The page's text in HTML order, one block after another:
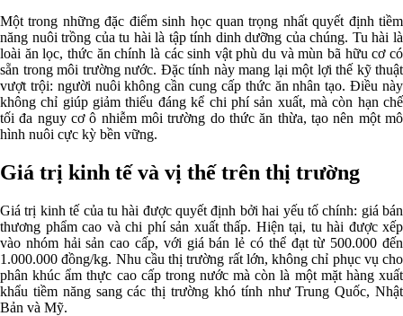
Một trong những đặc điểm sinh học quan trọng nhất quyết định tiềm
năng nuôi trồng của tu hài là tập tính dinh dưỡng của chúng. Tu hài là
loài ăn lọc, thức ăn chính là các sinh vật phù du và mùn bã hữu cơ có
sẵn trong môi trường nước. Đặc tính này mang lại một lợi thế kỹ thuật
vượt trội: người nuôi không cần cung cấp thức ăn nhân tạo. Điều này
không chỉ giúp giảm thiểu đáng kể chi phí sản xuất, mà còn hạn chế
tối đa nguy cơ ô nhiễm môi trường do thức ăn thừa, tạo nên một mô
hình nuôi cực kỳ bền vững.
Giá trị kinh tế và vị thế trên thị trường
Giá trị kinh tế của tu hài được quyết định bởi hai yếu tố chính: giá bán
thương phẩm cao và chi phí sản xuất thấp. Hiện tại, tu hài được xếp
vào nhóm hải sản cao cấp, với giá bán lẻ có thể đạt từ 500.000 đến
1.000.000 đồng/kg. Nhu cầu thị trường rất lớn, không chỉ phục vụ cho
phân khúc ẩm thực cao cấp trong nước mà còn là một mặt hàng xuất
khẩu tiềm năng sang các thị trường khó tính như Trung Quốc, Nhật
Bản và Mỹ.